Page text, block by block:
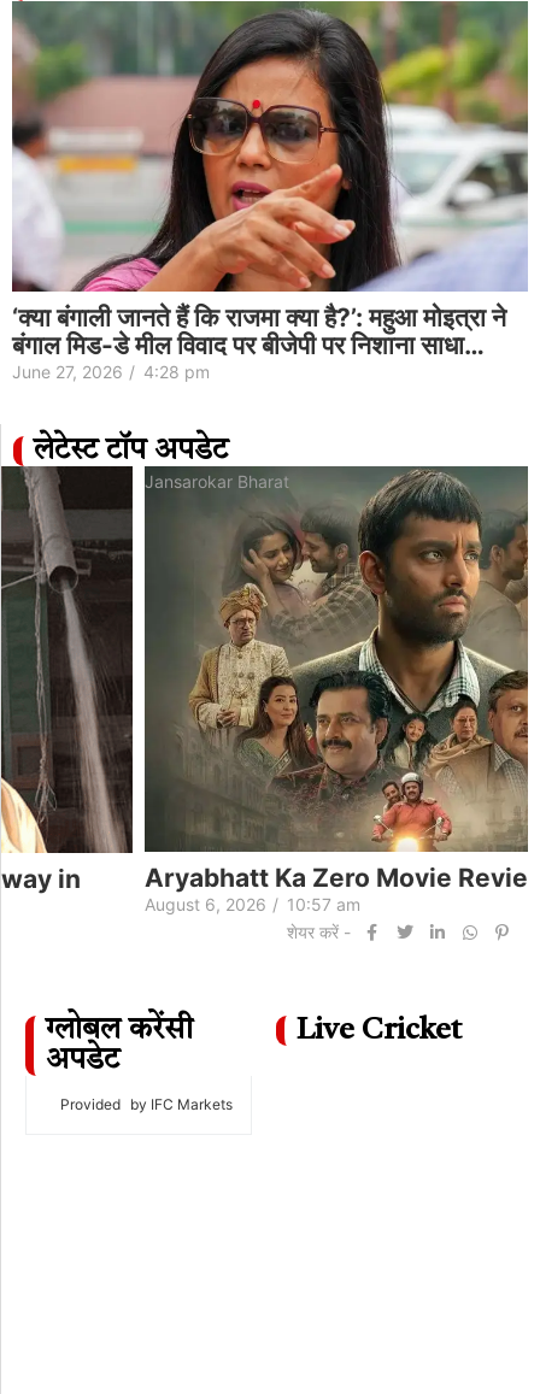
‘क्या बंगाली जानते हैं कि राजमा क्या है?’: महुआ मोइत्रा ने
बंगाल मिड-डे मील विवाद पर बीजेपी पर निशाना साधा…
June 27, 2026 / 4:28 pm
लेटेस्ट टॉप अपडेट
Jansarokar Bharat
Aryabhatt Ka Zero Movie Review
/ 10:57 am
ग्लोबल करेंसी
अपडेट
Provided by IFC Markets
Live Cricket